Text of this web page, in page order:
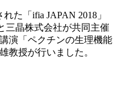
た「ifia JAPAN 2018」
三晶株式会社が共同主催
演「ペクチンの生理機能
教授が行いました。